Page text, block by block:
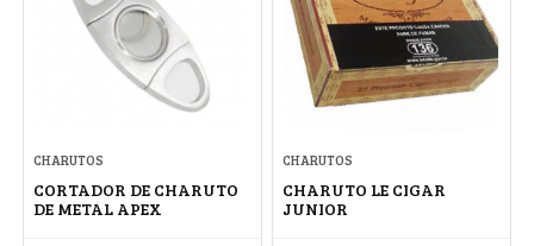
CHARUTOS
CORTADOR DE CHARUTO
DE METAL APEX
CHARUTOS
CHARUTO LE CIGAR
JUNIOR